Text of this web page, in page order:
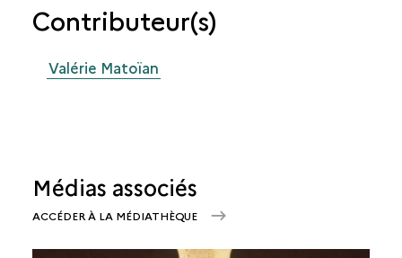
Contributeur(s)
Valérie Matoïan
Médias associés
ACCÉDER À LA MÉDIATHÈQUE